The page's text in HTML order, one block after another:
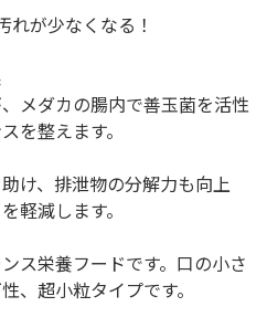
が少なくなる！
メダカの腸内で善玉菌を活性
を整えます。
け、排泄物の分解力も向上
軽減します。
ス栄養フードです。口の小さ
、超小粒タイプです。